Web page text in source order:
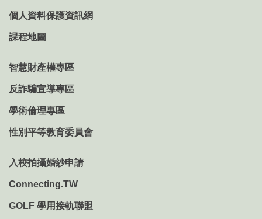
個人資料保護資訊網
課程地圖
智慧財產權專區
反詐騙宣導專區
學術倫理專區
性別平等教育委員會
入校拍攝婚紗申請
Connecting.TW
GOLF 學用接軌聯盟